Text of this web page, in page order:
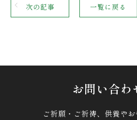
次の記事 一覧に戻る
お問い合わ
ご祈願・ご祈祷、供養やお